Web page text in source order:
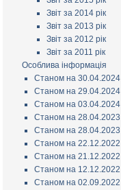
Звіт за 2014 рік
Звіт за 2013 рік
Звіт за 2012 рік
Звіт за 2011 рік
Особлива інформація
Станом на 30.04.2024
Станом на 29.04.2024
Станом на 03.04.2024
Станом на 28.04.2023
Станом на 28.04.2023
Станом на 22.12.2022
Станом на 21.12.2022
Станом на 12.12.2022
Станом на 02.09.2022